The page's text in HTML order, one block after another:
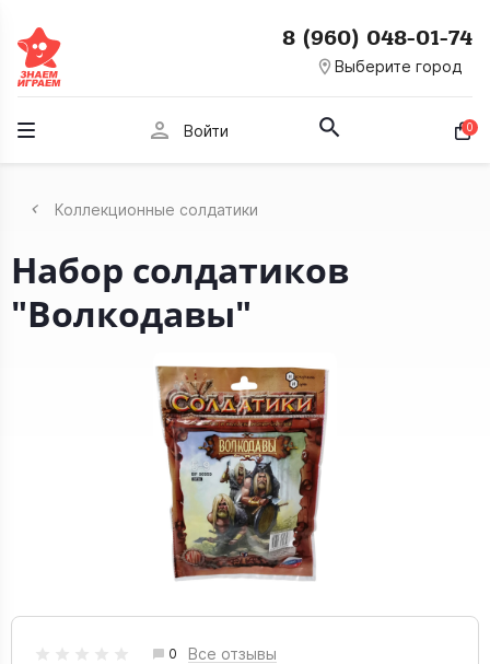
room Выберите город
8 (960) 048-01-74
person Войти 0
Коллекционные солдатики
Набор солдатиков
"Волкодавы"
0 Все отзывы